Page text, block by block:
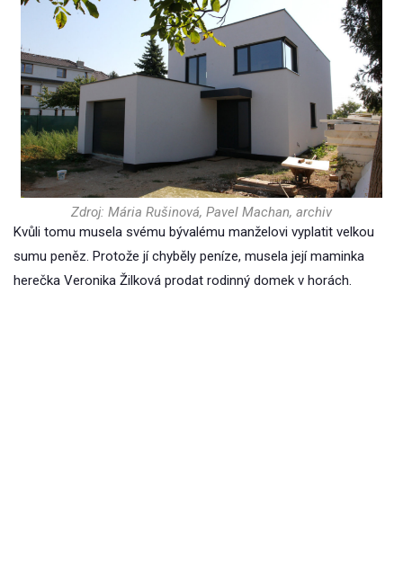
Zdroj: Mária Rušinová, Pavel Machan, archiv
Kvůli tomu musela svému bývalému manželovi vyplatit velkou
sumu peněz. Protože jí chyběly peníze, musela její maminka
herečka Veronika Žilková prodat rodinný domek v horách.